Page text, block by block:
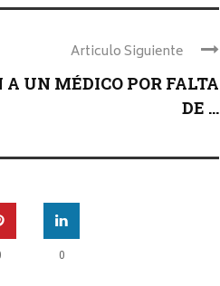
Articulo Siguiente
A UN MÉDICO POR FALTA
DE ...
0